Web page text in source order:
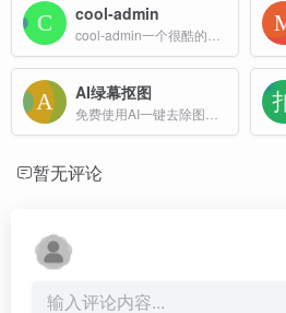
cool-admin
AI绿幕抠图
暂无评论